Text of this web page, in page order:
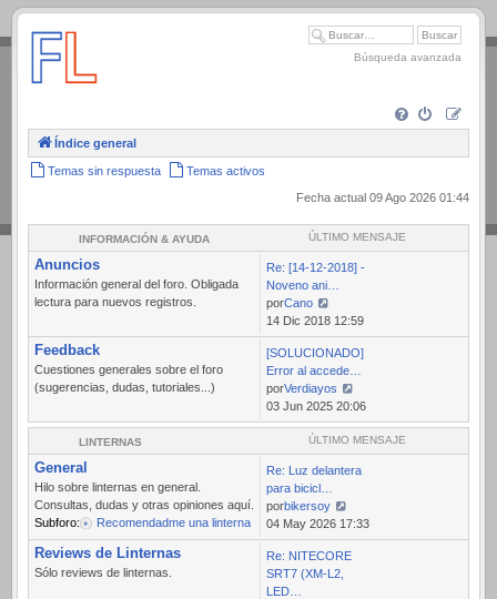
.
Búsqueda avanzada
Índice general
Temas sin respuesta
Temas activos
Fecha actual 09 Ago 2026 01:44
INFORMACIÓN & AYUDA ÚLTIMO MENSAJE
Anuncios
Información general del foro. Obligada
lectura para nuevos registros.
Re: [14-12-2018] -
Noveno ani…
porCano
Ver
último
mensaje
14 Dic 2018 12:59
Feedback
Cuestiones generales sobre el foro
(sugerencias, dudas, tutoriales...)
[SOLUCIONADO]
Error al accede…
porVerdiayos
Ver
último
mensaje
03 Jun 2025 20:06
LINTERNAS ÚLTIMO MENSAJE
General
Hilo sobre linternas en general.
Consultas, dudas y otras opiniones aquí.
Subforo:
Recomendadme una linterna
Re: Luz delantera
para bicicl…
porbikersoy
Ver
último
mensaje
04 May 2026 17:33
Reviews de Linternas
Sólo reviews de linternas.
Re: NITECORE
SRT7 (XM-L2,
LED…